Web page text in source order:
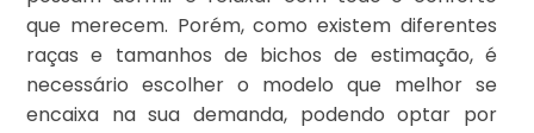
que merecem. Porém, como existem diferentes
raças e tamanhos de bichos de estimação, é
necessário escolher o modelo que melhor se
encaixa na sua demanda, podendo optar por